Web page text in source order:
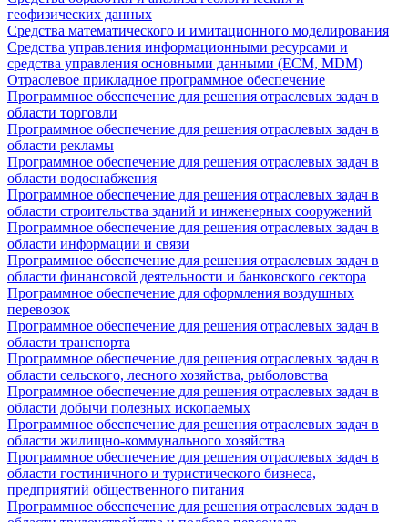
геофизических данных
Средства математического и имитационного моделирования
Средства управления информационными ресурсами и
средства управления основными данными (ECM, MDM)
Отраслевое прикладное программное обеспечение
Программное обеспечение для решения отраслевых задач в
области торговли
Программное обеспечение для решения отраслевых задач в
области рекламы
Программное обеспечение для решения отраслевых задач в
области водоснабжения
Программное обеспечение для решения отраслевых задач в
области строительства зданий и инженерных сооружений
Программное обеспечение для решения отраслевых задач в
области информации и связи
Программное обеспечение для решения отраслевых задач в
области финансовой деятельности и банковского сектора
Программное обеспечение для оформления воздушных
перевозок
Программное обеспечение для решения отраслевых задач в
области транспорта
Программное обеспечение для решения отраслевых задач в
области сельского, лесного хозяйства, рыболовства
Программное обеспечение для решения отраслевых задач в
области добычи полезных ископаемых
Программное обеспечение для решения отраслевых задач в
области жилищно-коммунального хозяйства
Программное обеспечение для решения отраслевых задач в
области гостиничного и туристического бизнеса,
предприятий общественного питания
Программное обеспечение для решения отраслевых задач в